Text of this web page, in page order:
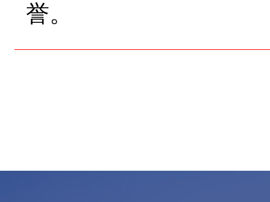
誉。